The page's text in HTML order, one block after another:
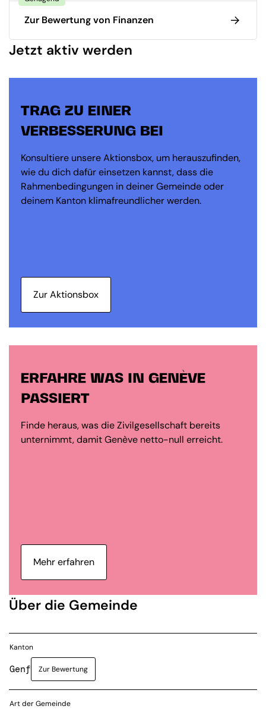
Zur Bewertung von Finanzen
Jetzt aktiv werden
TRAG ZU EINER
VERBESSERUNG BEI
Konsultiere unsere Aktionsbox, um herauszufinden,
wie du dich dafür einsetzen kannst, dass die
Rahmenbedingungen in deiner Gemeinde oder
deinem Kanton klimafreundlicher werden.
Zur Aktionsbox
ERFAHRE WAS IN GENÈVE
PASSIERT
Finde heraus, was die Zivilgesellschaft bereits
unternimmt, damit Genève netto-null erreicht.
Mehr erfahren
Über die Gemeinde
Kanton
Genf Zur Bewertung
Art der Gemeinde